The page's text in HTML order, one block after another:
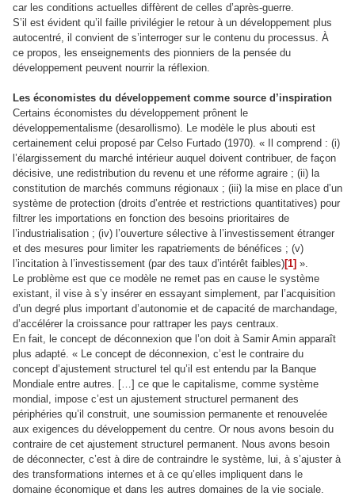
car les conditions actuelles diffèrent de celles d’après-guerre.
S’il est évident qu’il faille privilégier le retour à un développement plus
autocentré, il convient de s’interroger sur le contenu du processus. À
ce propos, les enseignements des pionniers de la pensée du
développement peuvent nourrir la réflexion.
Les économistes du développement comme source d’inspiration
Certains économistes du développement prônent le
développementalisme (desarollismo). Le modèle le plus abouti est
certainement celui proposé par Celso Furtado (1970). « Il comprend : (i)
l’élargissement du marché intérieur auquel doivent contribuer, de façon
décisive, une redistribution du revenu et une réforme agraire ; (ii) la
constitution de marchés communs régionaux ; (iii) la mise en place d’un
système de protection (droits d’entrée et restrictions quantitatives) pour
filtrer les importations en fonction des besoins prioritaires de
l’industrialisation ; (iv) l’ouverture sélective à l’investissement étranger
et des mesures pour limiter les rapatriements de bénéfices ; (v)
l’incitation à l’investissement (par des taux d’intérêt faibles)[1] ».
Le problème est que ce modèle ne remet pas en cause le système
existant, il vise à s’y insérer en essayant simplement, par l’acquisition
d’un degré plus important d’autonomie et de capacité de marchandage,
d’accélérer la croissance pour rattraper les pays centraux.
En fait, le concept de déconnexion que l’on doit à Samir Amin apparaît
plus adapté. « Le concept de déconnexion, c’est le contraire du
concept d’ajustement structurel tel qu’il est entendu par la Banque
Mondiale entre autres. […] ce que le capitalisme, comme système
mondial, impose c’est un ajustement structurel permanent des
périphéries qu’il construit, une soumission permanente et renouvelée
aux exigences du développement du centre. Or nous avons besoin du
contraire de cet ajustement structurel permanent. Nous avons besoin
de déconnecter, c’est à dire de contraindre le système, lui, à s’ajuster à
des transformations internes et à ce qu’elles impliquent dans le
domaine économique et dans les autres domaines de la vie sociale.